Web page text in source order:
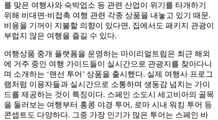
를 맞은 여행사와 숙박업소 등 관련 산업이 위기를 타개하기
위해 비대면·비접촉 여행 관련 각종 상품을 내놓고 있기 때문.
비용을 기꺼이 지불할 의향이 있다면, 집에서도 패키지 관광이
부럽지 않은 여행을 즐길 수 있다.
여행상품 중개 플랫폼을 운영하는 마이리얼트립은 최근 해외
에 거주 중인 여행 가이드들이 실시간으로 관광지를 찾아다니
며 소개하는 ‘랜선 투어’ 상품을 출시했다. 실제 여행사 프로그
램처럼 이용자들과 실시간으로 소통하며 생동감 넘치는 가이
드를 제공하는 것이 특징이다. 스페인 소도시 세고비아의 골목
을 둘러보는 여행부터 홍콩 야경 투어, 로마 시내 워킹 투어 등
콘셉트도 다양하다. 그중 가장 인기가 많은 투어는 스페인 바